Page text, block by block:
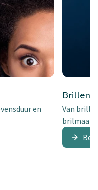
en
Brillen
Van
brilmaat